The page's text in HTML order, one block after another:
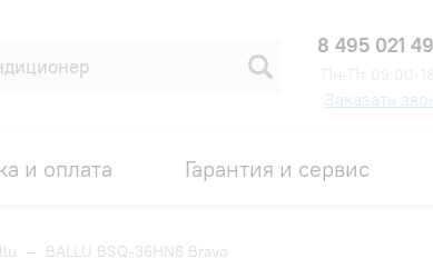
8 495 021
Заказать
и оплата Гарантия и сервис
— BALLU BSQ-36HN8 Bravo